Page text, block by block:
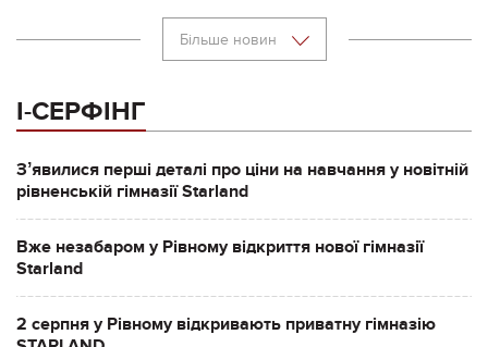
Більше новин
І-СЕРФІНГ
Зʼявилися перші деталі про ціни на навчання у новітній
рівненській гімназії Starland
Вже незабаром у Рівному відкриття нової гімназії
Starland
2 серпня у Рівному відкривають приватну гімназію